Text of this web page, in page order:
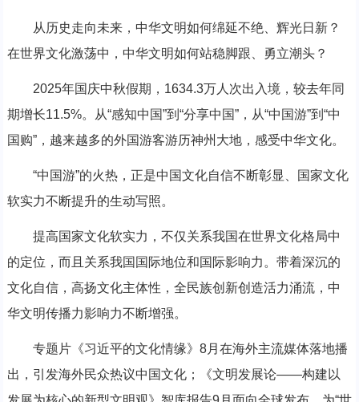
从历史走向未来，中华文明如何绵延不绝、辉光日新？
在世界文化激荡中，中华文明如何站稳脚跟、勇立潮头？
2025年国庆中秋假期，1634.3万人次出入境，较去年同
期增长11.5%。从“感知中国”到“分享中国”，从“中国游”到“中
国购”，越来越多的外国游客游历神州大地，感受中华文化。
“中国游”的火热，正是中国文化自信不断彰显、国家文化
软实力不断提升的生动写照。
提高国家文化软实力，不仅关系我国在世界文化格局中
的定位，而且关系我国国际地位和国际影响力。带着深沉的
文化自信，高扬文化主体性，全民族创新创造活力涌流，中
华文明传播力影响力不断增强。
专题片《习近平的文化情缘》8月在海外主流媒体落地播
出，引发海外民众热议中国文化；《文明发展论——构建以